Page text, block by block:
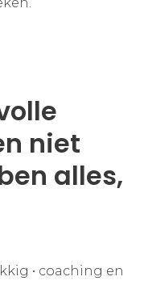
niet
alles,
• coaching en